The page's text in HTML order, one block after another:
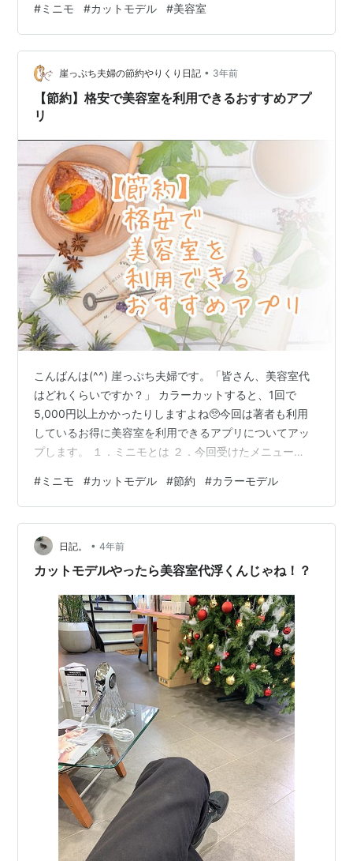
何回使ったか分からない。とにかくミニモが出てきてか
らは2カ月半くらい経つとミニモを使っていて、ミニモ以
外で髪を切ることはない。そんな私がミニモを使う理由
をまとめたい。 1. 無料で髪を切ってもらえる。 実家にい
たときからカットモデル募集と書いてある美容室があれ
ば行っており、それ以外のときは100…
#ミニモ #カットモデル #美容室
崖っぷち夫婦の節約やりくり日記 • 3年前
【節約】格安で美容室を利用できるおすすめアプ
リ
こんばんは(^^) 崖っぷち夫婦です。「皆さん、美容室代
はどれくらいですか？」 カラーカットすると、1回で
5,000円以上かかったりしますよね🥺今回は著者も利用
しているお得に美容室を利用できるアプリについてアッ
プします。 １．ミニモとは ２．今回受けたメニュー
クなどを受けられるアプリです。 美容師やアイリストの
技術を磨くためのモデルをしたり等するため、格安料金
で受けられます。メリット・デメリットについて、下記
に記してみました。◆メリット ・格安料金で受けられる
・内容によっては無料で受けられるものもある ・先輩ス
#ミニモ #カットモデル #節約 #カラーモデル
日記。 • 4年前
カットモデルやったら美容室代浮くんじゃね！？